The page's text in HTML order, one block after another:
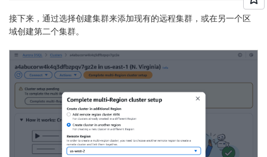
接下来，通过选择创建集群来添加现有的远程集群，或在另一个区
域创建第二个集群。